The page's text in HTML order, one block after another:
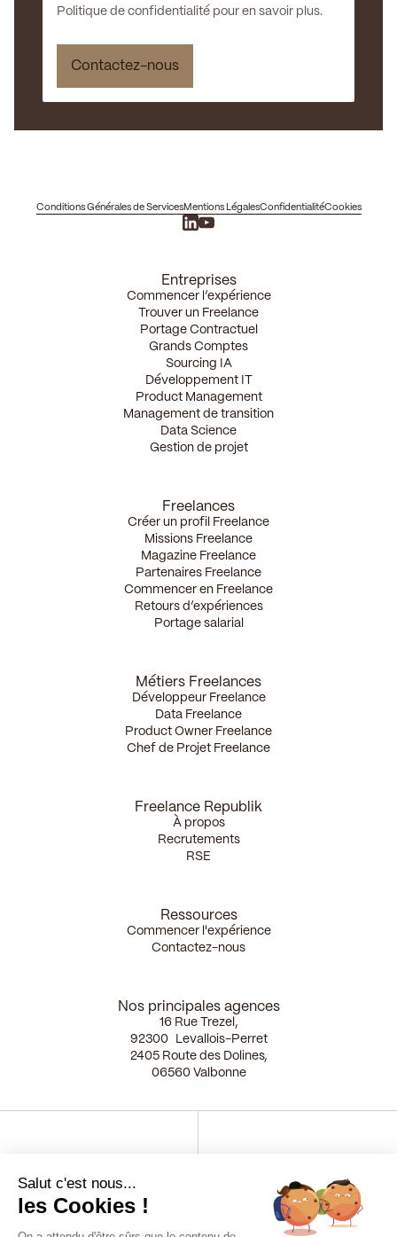
Politique de confidentialité pour en savoir plus.
Entreprises
Commencer l’expérience
Trouver un Freelance
Portage Contractuel
Grands Comptes
Sourcing IA
Développement IT
Product Management
Management de transition
Data Science
Gestion de projet
Freelances
Créer un profil Freelance
Missions Freelance
Magazine Freelance
Partenaires Freelance
Commencer en Freelance
Retours d’expériences
Portage salarial
Métiers Freelances
Développeur Freelance
Data Freelance
Product Owner Freelance
Chef de Projet Freelance
Freelance Republik
À propos
Recrutements
RSE
Ressources
Commencer l'expérience
Contactez-nous
Nos principales agences
16 Rue Trezel,
92300 Levallois-Perret
2405 Route des Dolines,
06560 Valbonne
Conditions Générales de ServicesMentions LégalesConfidentialitéCookies
Membre du French Tech 120 Certifié EcoVadis Platinum
Salut c'est nous...
les Cookies !